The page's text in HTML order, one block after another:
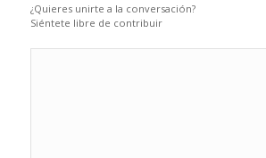
¿Quieres unirte a la conversación?
Siéntete libre de contribuir